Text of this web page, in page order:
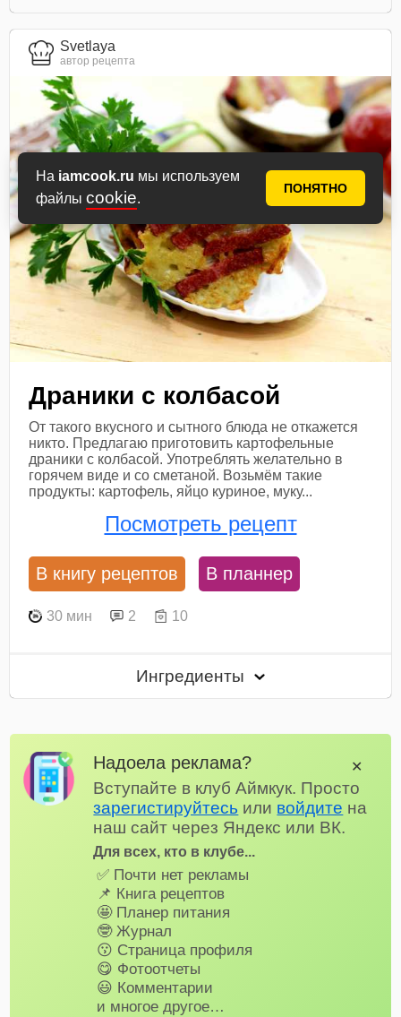
На iamcook.ru мы используем
файлы cookie.
ПОНЯТНО
Svetlaya
автор рецепта
Драники с колбасой
От такого вкусного и сытного блюда не откажется
никто. Предлагаю приготовить картофельные
драники с колбасой. Употреблять желательно в
горячем виде и со сметаной. Возьмём такие
продукты: картофель, яйцо куриное, муку...
Посмотреть рецепт
В книгу рецептов В планнер
30 мин 2 10
Ингредиенты
Надоела реклама?
Вступайте в клуб Аймкук. Просто
зарегистируйтесь или войдите на
наш сайт через Яндекс или ВК.
Для всех, кто в клубе...
✅ Почти нет рекламы
📌 Книга рецептов
🤩 Планер питания
🤓 Журнал
😗 Страница профиля
😋 Фотоотчеты
😃 Комментарии
и многое другое…
✕